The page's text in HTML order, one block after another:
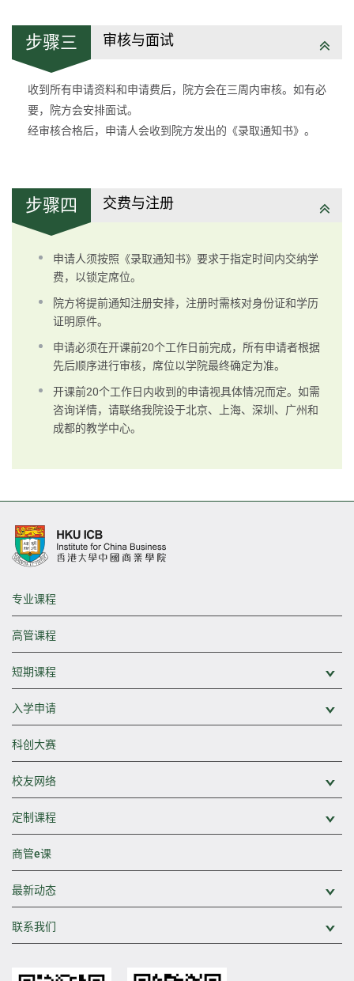
步骤三 审核与面试
收到所有申请资料和申请费后，院方会在三周内审核。如有必
要，院方会安排面试。
经审核合格后，申请人会收到院方发出的《录取通知书》。
步骤四 交费与注册
申请人须按照《录取通知书》要求于指定时间内交纳学
费，以锁定席位。
院方将提前通知注册安排，注册时需核对身份证和学历
证明原件。
申请必须在开课前20个工作日前完成，所有申请者根据
先后顺序进行审核，席位以学院最终确定为准。
开课前20个工作日内收到的申请视具体情况而定。如需
咨询详情，请联络我院设于北京、上海、深圳、广州和
成都的教学中心。
专业课程
高管课程
短期课程
入学申请
科创大赛
校友网络
定制课程
商管e课
最新动态
联系我们